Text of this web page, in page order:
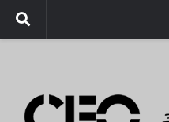
Skip to content